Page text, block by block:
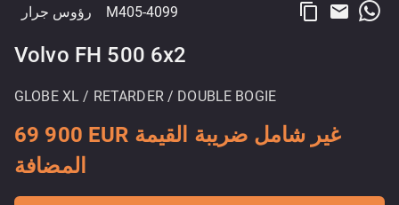
رؤوس جرار M405-4099 content_copy email
Volvo FH 500 6x2
GLOBE XL / RETARDER / DOUBLE BOGIE
69 900 EUR غير شامل ضريبة القيمة
المضافة